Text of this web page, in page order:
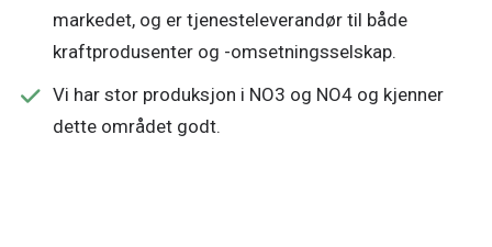
markedet, og er tjenesteleverandør til både
kraftprodusenter og -omsetningsselskap.
Vi har stor produksjon i NO3 og NO4 og kjenner
dette området godt.